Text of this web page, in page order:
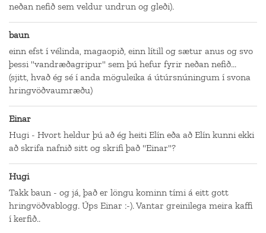
neðan nefið sem veldur undrun og gleði).
baun
einn efst í vélinda, magaopið, einn lítill og sætur anus og svo
þessi "vandræðagripur" sem þú hefur fyrir neðan nefið...
(sjitt, hvað ég sé í anda möguleika á útúrsnúningum í svona
hringvöðvaumræðu)
Einar
Hugi - Hvort heldur þú að ég heiti Elín eða að Elín kunni ekki
að skrifa nafnið sitt og skrifi það "Einar"?
Hugi
Takk baun - og já, það er löngu kominn tími á eitt gott
hringvöðvablogg. Úps Einar :-). Vantar greinilega meira kaffi
í kerfið..